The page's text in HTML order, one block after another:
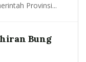
Provinsi...
Bung